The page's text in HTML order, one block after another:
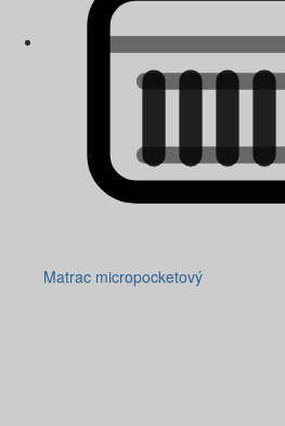
Matrac micropocketový